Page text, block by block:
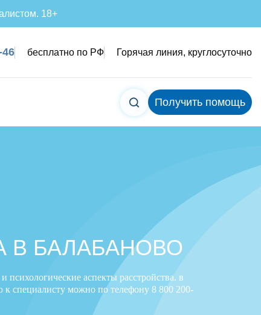
18+
46 бесплатно по РФ Горячая линия, круглосуточно
Получить помощь
В БАЛАБАНОВО
аспекты расстройства. в
к специалисту можно по телефону 8 800 200-